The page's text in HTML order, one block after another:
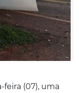
(07), uma